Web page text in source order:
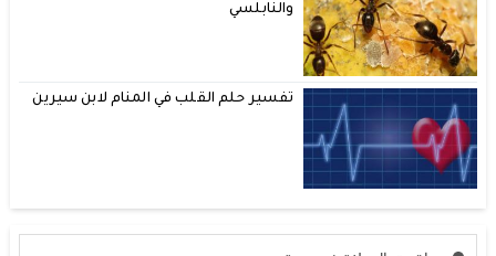
والنابلسي
تفسير حلم القلب في المنام لابن سيرين